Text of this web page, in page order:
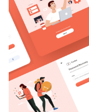
电商app ui设计 .xd
备忘、任务管理
聊天机器人app ui
60个新拟物风格界
美食网站UI设计素